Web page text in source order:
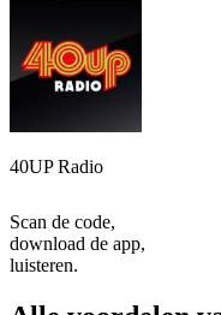
40UP Radio
Scan de code,
download de app,
luisteren.